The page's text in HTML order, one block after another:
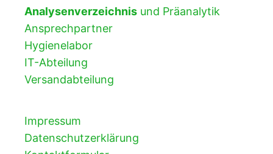
Analysenverzeichnis und Präanalytik
Ansprechpartner
Hygienelabor
IT-Abteilung
Versandabteilung
Impressum
Datenschutzerklärung